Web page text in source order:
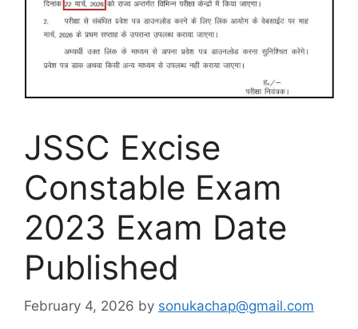
JSSC Excise
Constable Exam
2023 Exam Date
Published
February 4, 2026 by sonukachap@gmail.com